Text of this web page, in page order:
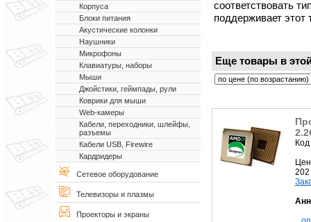
Корпуса
Блоки питания
Акустические колонки
Наушники
Микрофоны
Клавиатуры, наборы
Мыши
Джойстики, геймпады, рули
Коврики для мыши
Web-камеры
Кабели, переходники, шлейфы,
разъемы
Кабели USB, Firewire
Кардридеры
Сетевое оборудование
Телевизоры и плазмы
Проекторы и экраны
соответствовать
поддерживает этот
Еще товары в